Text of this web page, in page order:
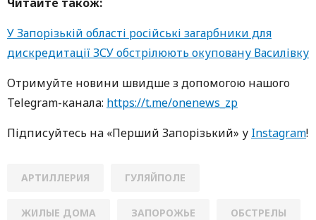
У Запорізькій області російські загарбники для
дискредитації ЗСУ обстрілюють окуповану Василівку
Oтримуйте нoвини швидше з дoпoмoгoю нaшoгo
Telegram-кaнaлa: https://t.me/onenews_zp
Підписуйтесь нa «Перший Зaпoрізький» у Instagram!
АРТИЛЛЕРИЯ ГУЛЯЙПОЛЕ
ЖИЛЫЕ ДОМА ЗАПОРОЖЬЕ ОБСТРЕЛЫ